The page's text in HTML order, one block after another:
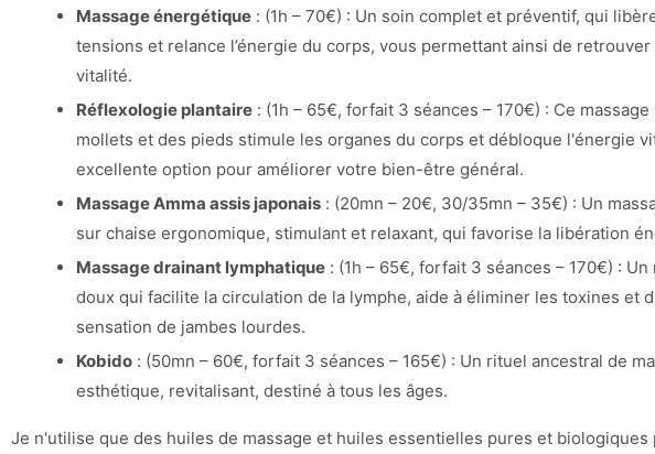
Massage énergétique : (1h – 70€) : Un soin complet et préventif, qui
tensions et relance l’énergie du corps, vous permettant ainsi de retrouver
vitalité.
Réflexologie plantaire : (1h – 65€, forfait 3 séances – 170€) : Ce
mollets et des pieds stimule les organes du corps et débloque l'énergie
excellente option pour améliorer votre bien-être général.
Massage Amma assis japonais : (20mn – 20€, 30/35mn – 35€) : Un
sur chaise ergonomique, stimulant et relaxant, qui favorise la libération
Massage drainant lymphatique : (1h – 65€, forfait 3 séances – 170€) : Un
doux qui facilite la circulation de la lymphe, aide à éliminer les toxines et
sensation de jambes lourdes.
Kobido : (50mn – 60€, forfait 3 séances – 165€) : Un rituel ancestral de
esthétique, revitalisant, destiné à tous les âges.
Je n'utilise que des huiles de massage et huiles essentielles pures et biologiques